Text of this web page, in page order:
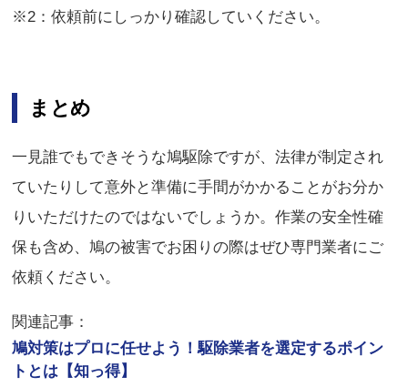
※2：依頼前にしっかり確認していください。
まとめ
一見誰でもできそうな鳩駆除ですが、法律が制定され
ていたりして意外と準備に手間がかかることがお分か
りいただけたのではないでしょうか。作業の安全性確
保も含め、鳩の被害でお困りの際はぜひ専門業者にご
依頼ください。
関連記事：
鳩対策はプロに任せよう！駆除業者を選定するポイン
トとは【知っ得】